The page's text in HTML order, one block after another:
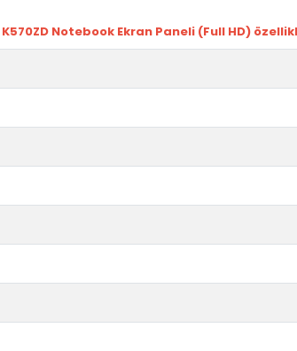
Notebook Ekran Paneli (Full HD)